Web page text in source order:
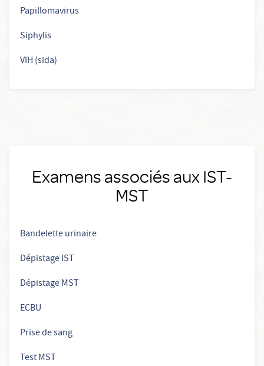
Papillomavirus
Siphylis
VIH (sida)
Examens associés aux IST-
MST
Bandelette urinaire
Dépistage IST
Dépistage MST
ECBU
Prise de sang
Test MST